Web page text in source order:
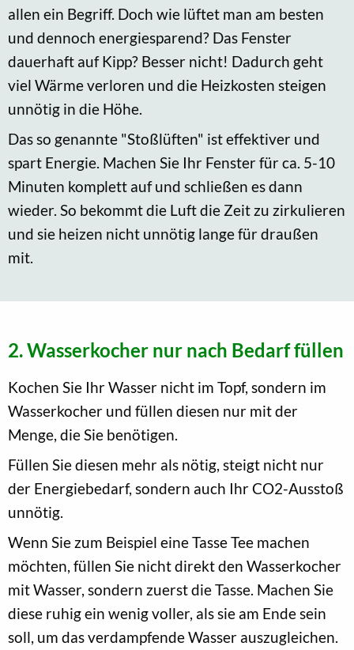
allen ein Begriff. Doch wie lüftet man am besten
und dennoch energiesparend? Das Fenster
dauerhaft auf Kipp? Besser nicht! Dadurch geht
viel Wärme verloren und die Heizkosten steigen
unnötig in die Höhe.
Das so genannte "Stoßlüften" ist effektiver und
spart Energie. Machen Sie Ihr Fenster für ca. 5-10
Minuten komplett auf und schließen es dann
wieder. So bekommt die Luft die Zeit zu zirkulieren
und sie heizen nicht unnötig lange für draußen
mit.
2. Wasserkocher nur nach Bedarf füllen
Kochen Sie Ihr Wasser nicht im Topf, sondern im
Wasserkocher und füllen diesen nur mit der
Menge, die Sie benötigen.
Füllen Sie diesen mehr als nötig, steigt nicht nur
der Energiebedarf, sondern auch Ihr CO2-Ausstoß
unnötig.
Wenn Sie zum Beispiel eine Tasse Tee machen
möchten, füllen Sie nicht direkt den Wasserkocher
mit Wasser, sondern zuerst die Tasse. Machen Sie
diese ruhig ein wenig voller, als sie am Ende sein
soll, um das verdampfende Wasser auszugleichen.